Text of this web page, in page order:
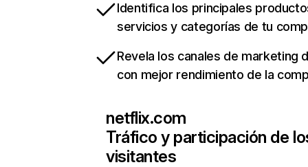
Identifica los principales
servicios y categorías de tu
Revela los canales de marketing
con mejor rendimiento de la
netflix.com
Tráfico y participación de
visitantes